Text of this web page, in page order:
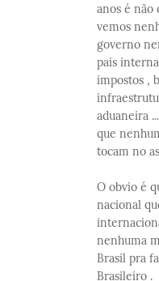
anos é não
vemos
governo
pais
impostos ,
aduaneira
que
tocam no
O obvio é
nacional
nenhuma
Brasil pra
Brasileiro .